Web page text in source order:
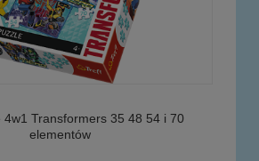
4w1 Transformers 35 48 54 i 70
elementów